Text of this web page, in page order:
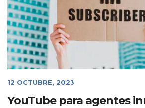
12 OCTUBRE, 2023
YouTube para agentes